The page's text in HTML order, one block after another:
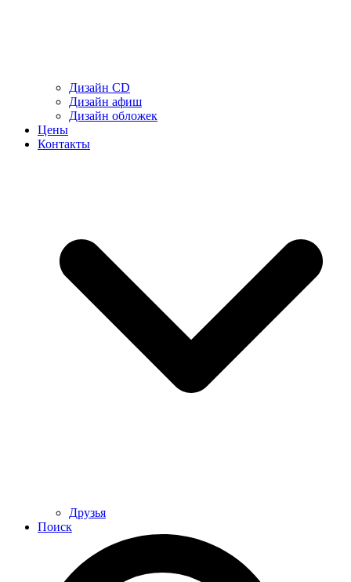
Дизайн CD
Дизайн афиш
Дизайн обложек
Цены
Контакты
Друзья
Поиск